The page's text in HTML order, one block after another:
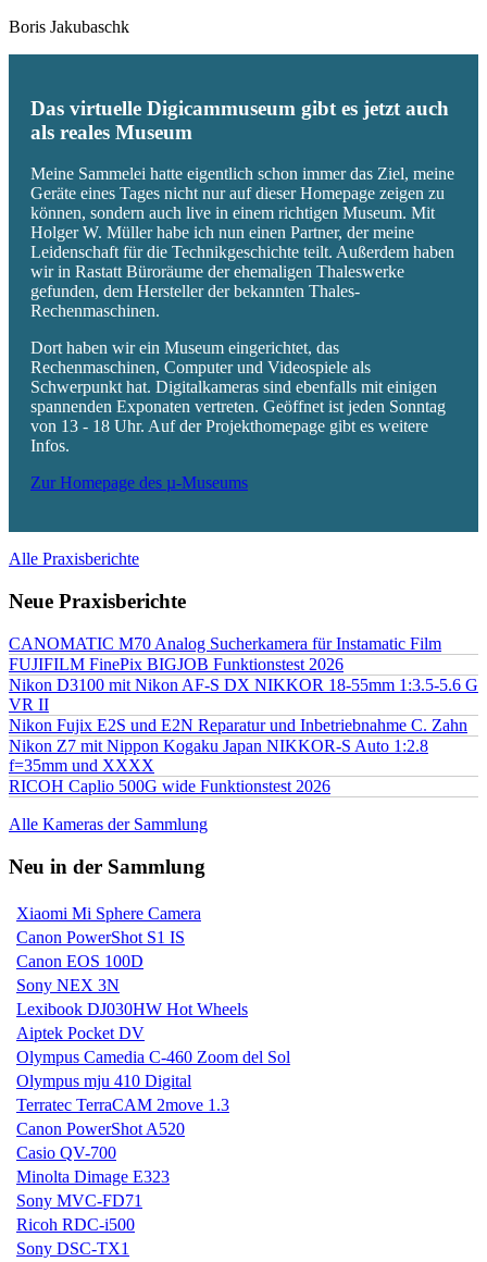
Boris Jakubaschk
Das virtuelle Digicammuseum gibt es jetzt auch
als reales Museum
Meine Sammelei hatte eigentlich schon immer das Ziel, meine
Geräte eines Tages nicht nur auf dieser Homepage zeigen zu
können, sondern auch live in einem richtigen Museum. Mit
Holger W. Müller habe ich nun einen Partner, der meine
Leidenschaft für die Technikgeschichte teilt. Außerdem haben
wir in Rastatt Büroräume der ehemaligen Thaleswerke
gefunden, dem Hersteller der bekannten Thales-
Rechenmaschinen.
Dort haben wir ein Museum eingerichtet, das
Rechenmaschinen, Computer und Videospiele als
Schwerpunkt hat. Digitalkameras sind ebenfalls mit einigen
spannenden Exponaten vertreten. Geöffnet ist jeden Sonntag
von 13 - 18 Uhr. Auf der Projekthomepage gibt es weitere
Infos.
Zur Homepage des µ-Museums
Alle Praxisberichte
Neue Praxisberichte
CANOMATIC M70 Analog Sucherkamera für Instamatic Film
FUJIFILM FinePix BIGJOB Funktionstest 2026
Nikon D3100 mit Nikon AF-S DX NIKKOR 18-55mm 1:3.5-5.6 G
VR II
Nikon Fujix E2S und E2N Reparatur und Inbetriebnahme C. Zahn
Nikon Z7 mit Nippon Kogaku Japan NIKKOR-S Auto 1:2.8
f=35mm und XXXX
RICOH Caplio 500G wide Funktionstest 2026
Alle Kameras der Sammlung
Neu in der Sammlung
Xiaomi Mi Sphere Camera
Canon PowerShot S1 IS
Canon EOS 100D
Sony NEX 3N
Lexibook DJ030HW Hot Wheels
Aiptek Pocket DV
Olympus Camedia C-460 Zoom del Sol
Olympus mju 410 Digital
Terratec TerraCAM 2move 1.3
Canon PowerShot A520
Casio QV-700
Minolta Dimage E323
Sony MVC-FD71
Ricoh RDC-i500
Sony DSC-TX1